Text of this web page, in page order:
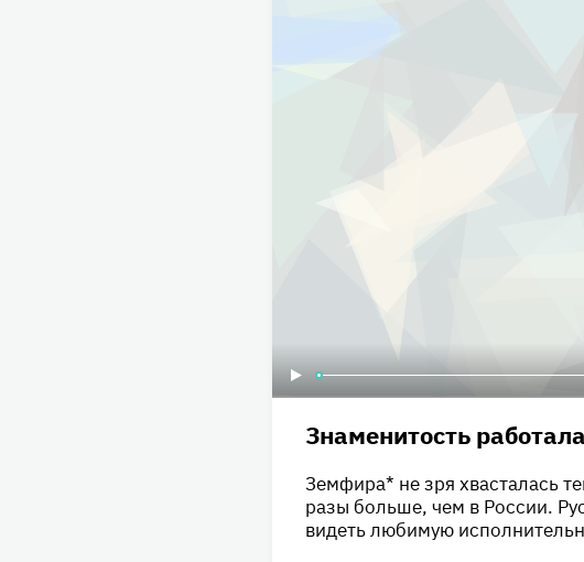
Знаменитость
Земфира* не зря хвасталась
разы больше, чем в России.
видеть любимую